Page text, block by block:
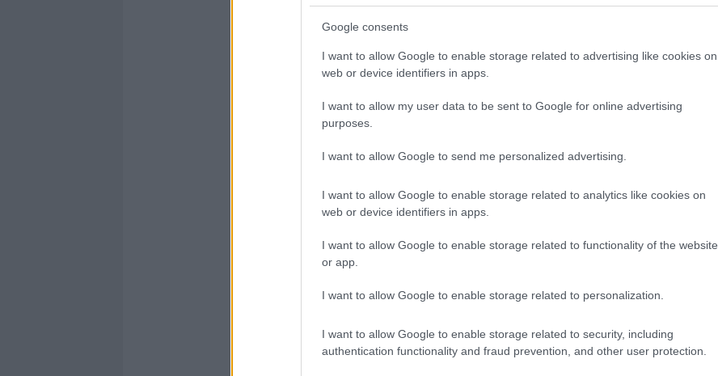
Google consents
I want to allow Google to enable storage related to advertising like cookies on
web or device identifiers in apps.
I want to allow my user data to be sent to Google for online advertising
purposes.
I want to allow Google to send me personalized advertising.
I want to allow Google to enable storage related to analytics like cookies on
web or device identifiers in apps.
I want to allow Google to enable storage related to functionality of the website
or app.
I want to allow Google to enable storage related to personalization.
I want to allow Google to enable storage related to security, including
authentication functionality and fraud prevention, and other user protection.